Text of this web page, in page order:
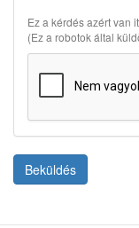
Ez a kérdés azért van
(Ez a robotok által
Beküldés